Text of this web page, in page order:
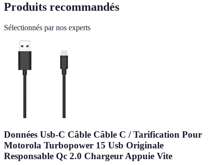
Produits recommandés
Sélectionnés par nos experts
Données Usb-C Câble Câble C / Tarification Pour
Motorola Turbopower 15 Usb Originale
Responsable Qc 2.0 Chargeur Appuie Vite